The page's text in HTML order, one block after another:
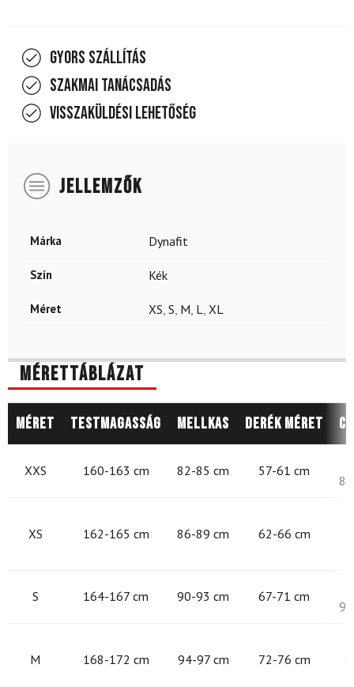
Gyors szállítás
Szakmai tanácsadás
Visszaküldési lehetőség
JELLEMZŐK
Márka Dynafit
Szín Kék
Méret XS, S, M, L, XL
Mérettáblázat
Méret Testmagasság Mellkas Derék méret
XXS 160-163 cm 82-85 cm 57-61 cm
XS 162-165 cm 86-89 cm 62-66 cm
S 164-167 cm 90-93 cm 67-71 cm
M 168-172 cm 94-97 cm 72-76 cm